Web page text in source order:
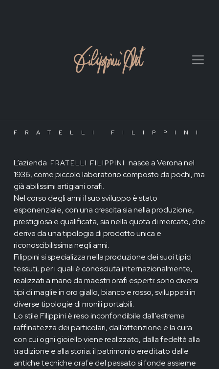
FRATELLI FILIPPINI
L’azienda FRATELLI FILIPPINI nasce a Verona nel
1936, come piccolo laboratorio composto da pochi, ma
già abilissimi artigiani orafi.
Nel corso degli anni il suo sviluppo è stato
esponenziale, con una crescita sia nella produzione,
prestigiosa e qualificata, sia nella quota di mercato, che
deriva da una tipologia di prodotto unica e
riconoscibilissima negli anni.
Filippini si specializza nella produzione dei suoi tipici
tessuti, per i quali è conosciuta internazionalmente,
realizzati a mano da maestri orafi esperti: sono diversi
tipi di maglie in oro giallo, bianco e rosso, sviluppati in
diverse tipologie di monili portabili.
Lo stile Filippini è reso inconfondibile dall’estrema
raffinatezza dei particolari, dall’attenzione e la cura
con cui ogni gioiello viene realizzato, dalla fedeltà alla
tradizione e alla storia: il patrimonio ereditato dalle
antiche tecniche orafe del passato si fonde assieme